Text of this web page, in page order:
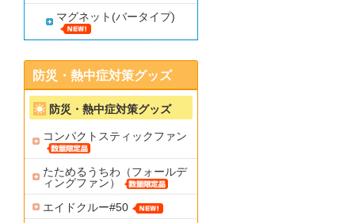
マグネット(バータイプ)
防災・熱中症対策グッズ
防災・熱中症対策グッズ
コンパクトスティックファン
たためるうちわ（フォールデ
ィングファン）
エイドクルー#50